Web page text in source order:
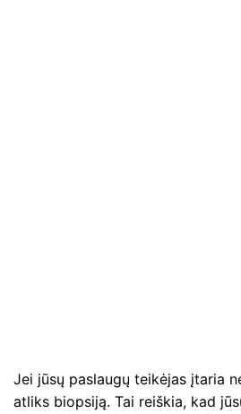
Jei jūsų paslaugų teikėjas įtaria
atliks biopsiją. Tai reiškia, kad